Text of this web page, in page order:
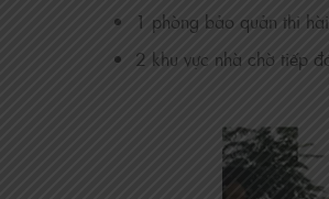
1 phòng bảo quản thi
2 khu vực nhà chờ tiếp